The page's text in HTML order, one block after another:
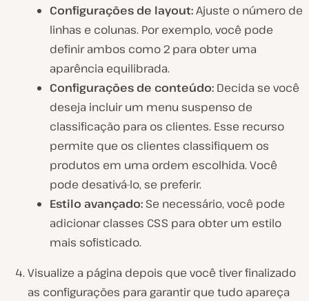
Configurações de layout:Ajuste o número de
linhas e colunas. Por exemplo, você pode
definir ambos como 2 para obter uma
aparência equilibrada.
Configurações de conteúdo: Decida se você
deseja incluir um menu suspenso de
classificação para os clientes. Esse recurso
permite que os clientes classifiquem os
produtos em uma ordem escolhida. Você
pode desativá-lo, se preferir.
Estilo avançado: Se necessário, você pode
adicionar classes CSS para obter um estilo
mais sofisticado.
Visualize a página depois que você tiver finalizado
as configurações para garantir que tudo apareça